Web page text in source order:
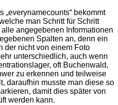
„everynamecounts“ bekommt
man Schritt für Schritt
angegebenen Informationen
Spalten an, denn ein
der nicht von einem Foto
unterschiedlich, auch wenn
oft Buchenwald,
zu erkennen und teilweise
daraufhin musste man diese so
damit dies später von
werden kann.